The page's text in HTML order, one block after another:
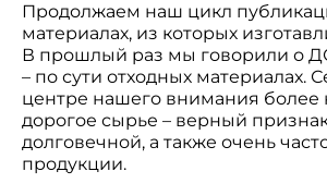
Продолжаем наш цикл
материалах, из которых
В прошлый раз мы говорили о
– по сути отходных материалах.
центре нашего внимания более
дорогое сырье – верный
долговечной, а также очень
продукции.